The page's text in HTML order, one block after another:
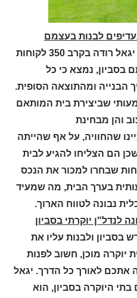
לבנות בעצמם
סקר שנערך לאחרונה על ידי יגאל רודה בקרב 350 לקוחות
בסביון, נמצא כי כל
הבנייה ומהתוצאה הסופית.
שביצירת בית המותאם
והן מבחינת
שהחוויה, על אף שהייתה
הם הצליחו להגיע לבית
שבחרו למכור את הנכס
בערך הבית, מה שמעיד
נבונה לטווח הארוך.
לנדל"ן יוקרתי בסביון
ולבנות עליו את
יוקרה מוכן, חשוב לפנות
אתכם לאורך כל הדרך. יגאל
היוקרה בסביון, הוא